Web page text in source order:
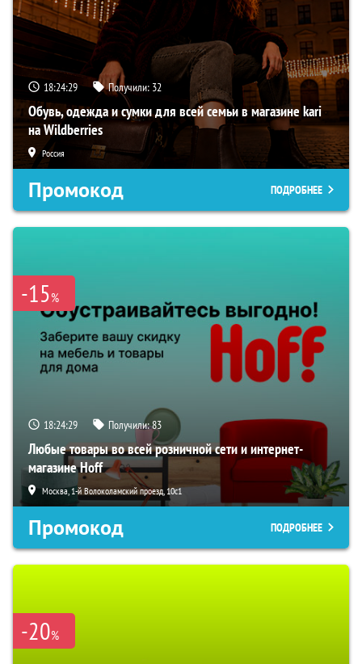
18:24:28 Получили: 32
Обувь, одежда и сумки для всей семьи в магазине kari
на Wildberries
Россия
Промокод ПОДРОБНЕЕ
-15%
18:24:28 Получили:83
Любые товары во всей розничной сети и интернет-
магазине Hoff
Москва, 1-й Волоколамский проезд, 10с1
Промокод ПОДРОБНЕЕ
-20%